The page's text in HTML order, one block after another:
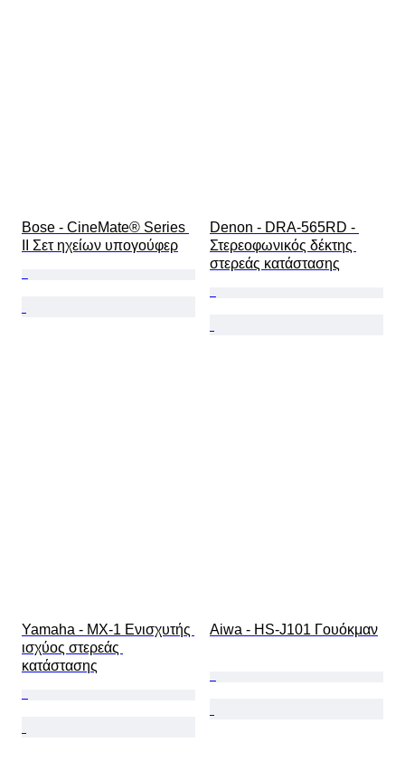
Bose - CineMate® Series
II Σετ ηχείων υπογούφερ
Denon - DRA-565RD -
Στερεοφωνικός δέκτης
στερεάς κατάστασης
Yamaha - MX-1 Ενισχυτής
ισχύος στερεάς
κατάστασης
Aiwa - HS-J101 Γουόκμαν